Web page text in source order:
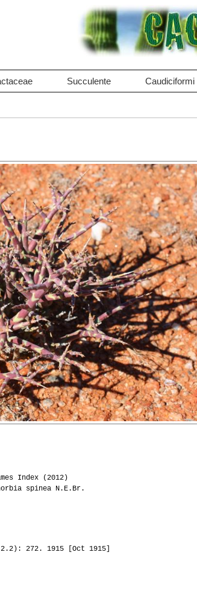
Succulente Caudiciformi
Index (2012)
spinea N.E.Br.
272. 1915 [Oct 1915]